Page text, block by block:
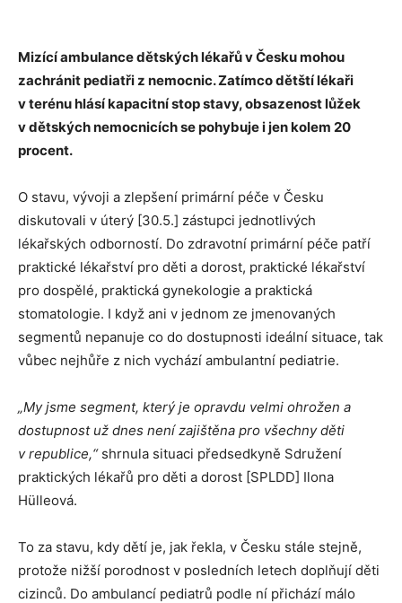
Mizící ambulance dětských lékařů v Česku mohou
zachránit pediatři z nemocnic. Zatímco dětští lékaři
v terénu hlásí kapacitní stop stavy, obsazenost lůžek
v dětských nemocnicích se pohybuje i jen kolem 20
procent.
O stavu, vývoji a zlepšení primární péče v Česku
diskutovali v úterý [30.5.] zástupci jednotlivých
lékařských odborností. Do zdravotní primární péče patří
praktické lékařství pro děti a dorost, praktické lékařství
pro dospělé, praktická gynekologie a praktická
stomatologie. I když ani v jednom ze jmenovaných
segmentů nepanuje co do dostupnosti ideální situace, tak
vůbec nejhůře z nich vychází ambulantní pediatrie.
„My jsme segment, který je opravdu velmi ohrožen a
dostupnost už dnes není zajištěna pro všechny děti
v republice,“shrnula situaci předsedkyně Sdružení
praktických lékařů pro děti a dorost [SPLDD] Ilona
Hülleová.
To za stavu, kdy dětí je, jak řekla, v Česku stále stejně,
protože nižší porodnost v posledních letech doplňují děti
cizinců. Do ambulancí pediatrů podle ní přichází málo